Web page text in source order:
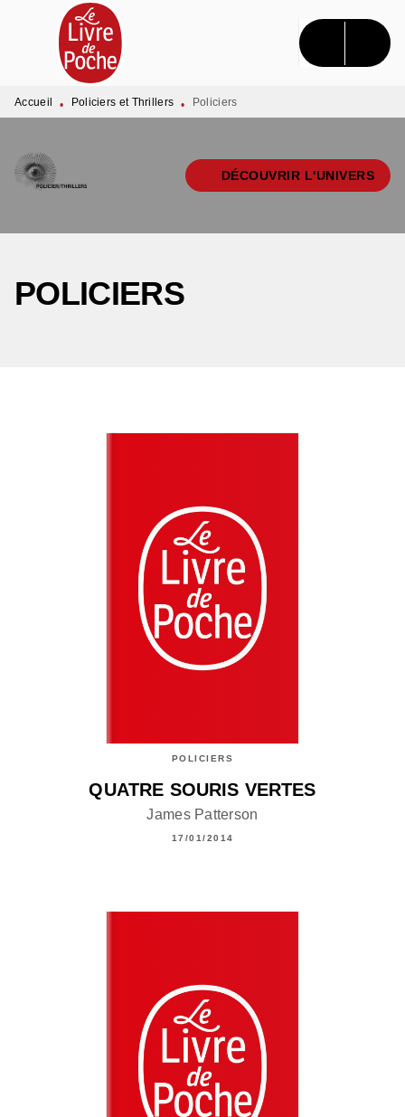
MENU RECHERCHE CONTENU
PIED DE PAGE
Accueil • Policiers et Thrillers • Policiers
DÉCOUVRIR L'UNIVERS
POLICIERS
POLICIERS
QUATRE SOURIS VERTES
James Patterson
17/01/2014